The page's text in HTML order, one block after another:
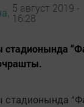
5 август 2019 -
16:28
стадионында
стадионында